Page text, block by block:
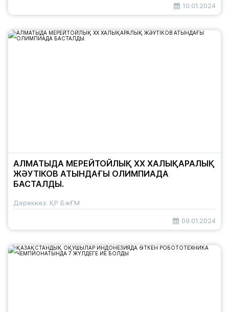
10.01.2024
АЛМАТЫДА МЕРЕЙТОЙЛЫҚ XX ХАЛЫҚАРАЛЫҚ
ЖӘУТІКОВ АТЫНДАҒЫ ОЛИМПИАДА
БАСТАЛДЫ.
Дереккөз: ҚР БжҒМ
09.01.2024